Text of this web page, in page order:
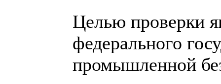
Целью проверки
федерального
промышленной